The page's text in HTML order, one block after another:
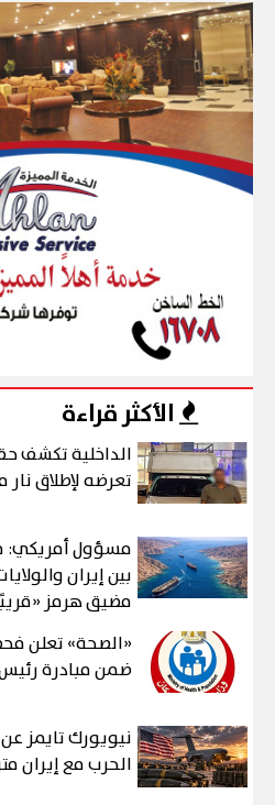
الأكثر قراءة
الداخلية تكشف
تعرضه لإطلاق
مسؤول أمريكي:
بين إيران
مضيق هرمز
ضمن مبادرة
نيويورك تايمز
الحرب مع إيران